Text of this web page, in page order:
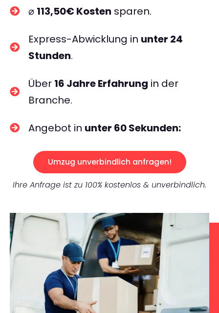
⌀ 113,50€ Kosten sparen.
Express-Abwicklung in unter 24
Stunden.
Über 16 Jahre Erfahrung in der
Branche.
Angebot in unter 60 Sekunden:
Umzug unverbindlich anfragen!
Ihre Anfrage ist zu 100% kostenlos & unverbindlich.